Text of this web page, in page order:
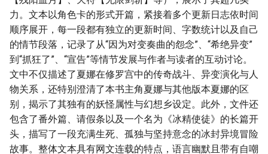
力。文本以角色卡的形式开篇，紧接着多个更新日志依时间
顺序展开，每一段都有独立的更新时间、字数统计以及自己
的情节段落，记录了从“因为对变奏曲的怨念”、“希绝异变”
到“抓狂了”、“宣告”等情节发展与作者与读者的互动讨论。
文中不仅描述了夏娜在修罗宫中的传奇战斗、异变演化与人
物关系，还特别澄清了本书主角夏娜与其他版本夏娜的区
别，揭示了其独有的妖怪属性与幻想乡设定。此外，文件还
包含了番外篇、请假条以及一个名为《冰精使徒》的长篇开
头，描写了一段充满生死、孤独与坚持意念的冰封异境冒险
故事。整体文本具有网文连载的特点，语言幽默且带有自嘲